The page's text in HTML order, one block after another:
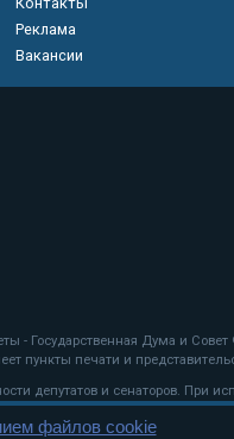
Реклама
Вакансии
- Государственная Дума и
пункты печати и
депутатов и сенаторов. При
файлов cookie